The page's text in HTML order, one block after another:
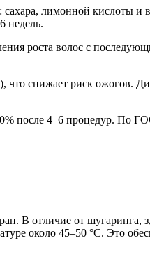
лимонной кислоты
недель.
роста волос с
снижает риск ожогов.
после 4–6 процедур. По
В отличие от шугаринга,
около 45–50 °C. Это